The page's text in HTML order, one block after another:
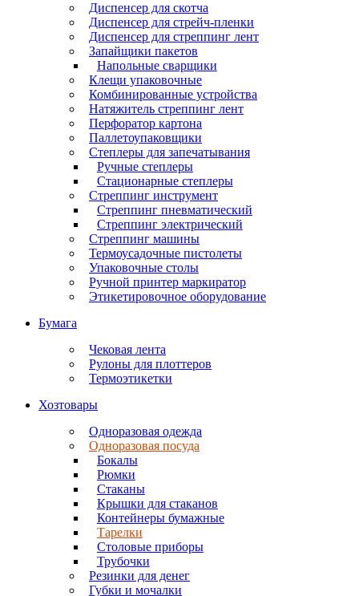
Диспенсер для скотча
Диспенсер для стрейч-пленки
Диспенсер для стреппинг лент
Запайщики пакетов
Напольные сварщики
Клещи упаковочные
Комбинированные устройства
Натяжитель стреппинг лент
Перфоратор картона
Паллетоупаковщики
Степлеры для запечатывания
Ручные степлеры
Стационарные степлеры
Стреппинг инструмент
Стреппинг пневматический
Стреппинг электрический
Стреппинг машины
Термоусадочные пистолеты
Упаковочные столы
Ручной принтер маркиратор
Этикетировочное оборудование
Бумага
Чековая лента
Рулоны для плоттеров
Термоэтикетки
Хозтовары
Одноразовая одежда
Одноразовая посуда
Бокалы
Рюмки
Стаканы
Крышки для стаканов
Контейнеры бумажные
Тарелки
Столовые приборы
Трубочки
Резинки для денег
Губки и мочалки